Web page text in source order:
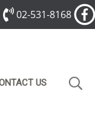
02-531-8168
US